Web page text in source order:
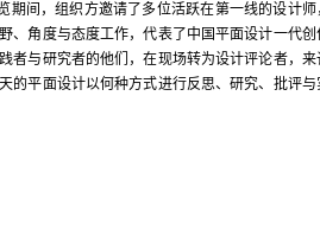
间，组织方邀请了多位活跃在第一线的设计师
、角度与态度工作，代表了中国平面设计一代创
者与研究者的他们，在现场转为设计评论者，来
的平面设计以何种方式进行反思、研究、批评与